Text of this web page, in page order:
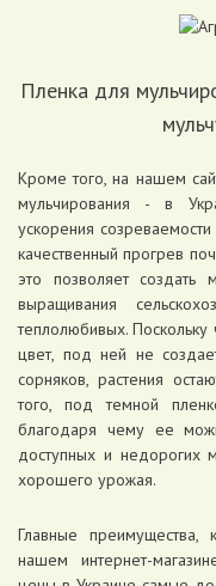
Пленка для
Кроме того, на нашем
мульчирования - в
ускорения
качественный прогрев
это позволяет создать
выращивания
теплолюбивых.
цвет, под ней не
сорняков, растения
того, под темной
благодаря чему ее
доступных и недорогих
хорошего урожая.
Главные преимущества,
нашем интернет-